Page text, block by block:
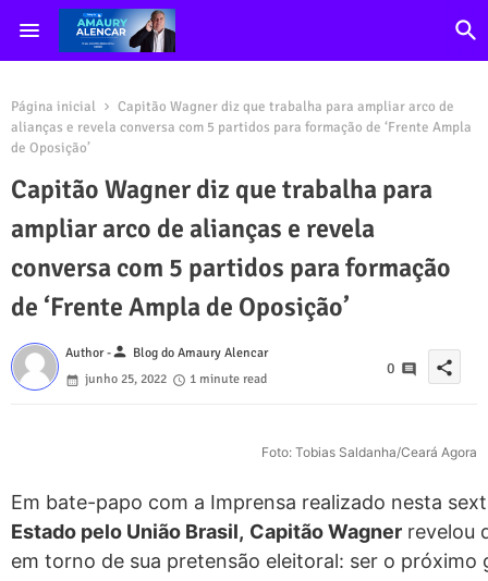
Página inicial
Capitão Wagner diz que trabalha para ampliar arco de
alianças e revela conversa com 5 partidos para formação de ‘Frente Ampla
de Oposição’
Capitão Wagner diz que trabalha para
ampliar arco de alianças e revela
conversa com 5 partidos para formação
de ‘Frente Ampla de Oposição’
Author -person Blog do Amaury Alencar
junho 25, 2022
1 minute read
0 share
Foto: Tobias Saldanha/Ceará Agora
Em bate-papo com a Imprensa realizado nesta
Estado pelo União Brasil, Capitão Wagner revelou
em torno de sua pretensão eleitoral: ser o